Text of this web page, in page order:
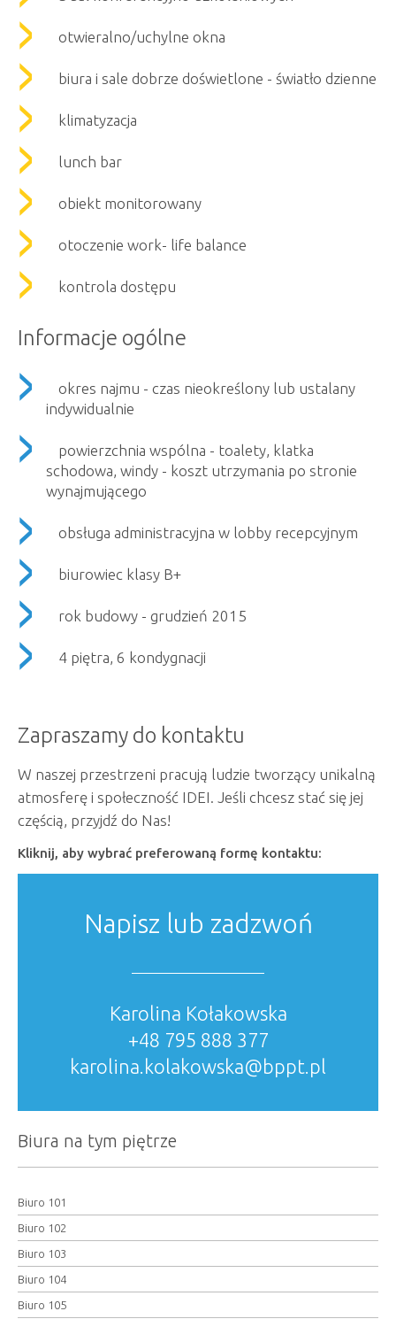
otwieralno/uchylne okna
biura i sale dobrze doświetlone - światło dzienne
klimatyzacja
lunch bar
obiekt monitorowany
otoczenie work- life balance
kontrola dostępu
Informacje ogólne
okres najmu - czas nieokreślony lub ustalany
indywidualnie
powierzchnia wspólna - toalety, klatka
schodowa, windy - koszt utrzymania po stronie
wynajmującego
obsługa administracyjna w lobby recepcyjnym
biurowiec klasy B+
rok budowy - grudzień 2015
4 piętra, 6 kondygnacji
Zapraszamy do kontaktu
W naszej przestrzeni pracują ludzie tworzący unikalną
atmosferę i społeczność IDEI. Jeśli chcesz stać się jej
częścią, przyjdź do Nas!
Kliknij, aby wybrać preferowaną formę kontaktu:
Napisz lub zadzwoń
Karolina Kołakowska
+48 795 888 377
karolina.kolakowska@bppt.pl
Biura na tym piętrze
Biuro 101
Biuro 102
Biuro 103
Biuro 104
Biuro 105